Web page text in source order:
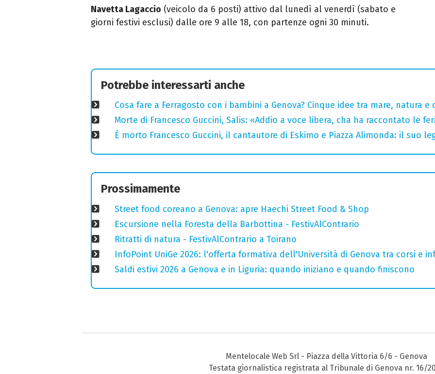
Navetta Lagaccio (veicolo da 6 posti) attivo dal lunedì al venerdì (sabato e
giorni festivi esclusi) dalle ore 9 alle 18, con partenze ogni 30 minuti.
Potrebbe interessarti anche
Cosa fare a Ferragosto con i bambini a Genova? Cinque idee tra mare, natura
Morte di Francesco Guccini, Salis: «Addio a voce libera, cha ha raccontato le
È morto Francesco Guccini, il cantautore di Eskimo e Piazza Alimonda: il suo
Prossimamente
Street food coreano a Genova: apre Haechi Street Food & Shop
Escursione nella Foresta della Barbottina - FestivAlContrario
Ritratti di natura - FestivAlContrario a Toirano
InfoPoint UniGe 2026: l'offerta formativa dell'Università di Genova tra corsi e
Saldi estivi 2026 a Genova e in Liguria: quando iniziano e quando finiscono
Mentelocale Web Srl - Piazza della Vittoria 6/6 - Genova
Testata giornalistica registrata al Tribunale di Genova nr. 16/